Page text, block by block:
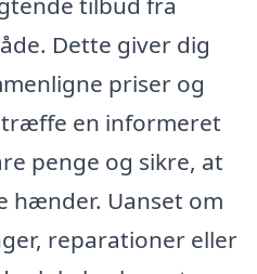
Dette giver dig
priser og
træffe en informeret
penge og sikre, at
hænder. Uanset om
reparationer eller